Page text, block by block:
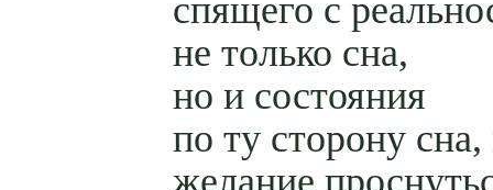
спящего с
не только сна,
но и состояния
по ту сторону
желание